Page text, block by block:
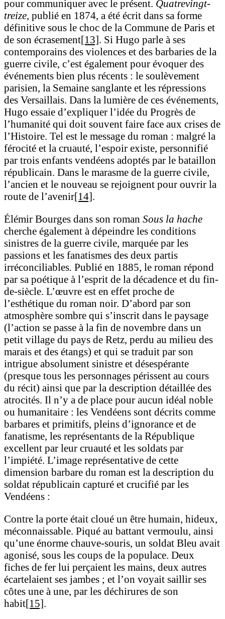
pour communiquer avec le présent. Quatrevingt-
treize, publié en 1874, a été écrit dans sa forme
définitive sous le choc de la Commune de Paris et
de son écrasement[13]. Si Hugo parle à ses
contemporains des violences et des barbaries de la
guerre civile, c’est également pour évoquer des
événements bien plus récents : le soulèvement
parisien, la Semaine sanglante et les répressions
des Versaillais. Dans la lumière de ces événements,
Hugo essaie d’expliquer l’idée du Progrès de
l’humanité qui doit souvent faire face aux crises de
l’Histoire. Tel est le message du roman : malgré la
férocité et la cruauté, l’espoir existe, personnifié
par trois enfants vendéens adoptés par le bataillon
républicain. Dans le marasme de la guerre civile,
l’ancien et le nouveau se rejoignent pour ouvrir la
route de l’avenir[14].
Élémir Bourges dans son roman Sous la hache
cherche également à dépeindre les conditions
sinistres de la guerre civile, marquée par les
passions et les fanatismes des deux partis
irréconciliables. Publié en 1885, le roman répond
par sa poétique à l’esprit de la décadence et du fin-
de-siècle. L’œuvre est en effet proche de
l’esthétique du roman noir. D’abord par son
atmosphère sombre qui s’inscrit dans le paysage
(l’action se passe à la fin de novembre dans un
petit village du pays de Retz, perdu au milieu des
marais et des étangs) et qui se traduit par son
intrigue absolument sinistre et désespérante
(presque tous les personnages périssent au cours
du récit) ainsi que par la description détaillée des
atrocités. Il n’y a de place pour aucun idéal noble
ou humanitaire : les Vendéens sont décrits comme
barbares et primitifs, pleins d’ignorance et de
fanatisme, les représentants de la République
excellent par leur cruauté et les soldats par
l’impiété. L’image représentative de cette
dimension barbare du roman est la description du
soldat républicain capturé et crucifié par les
Vendéens :
Contre la porte était cloué un être humain, hideux,
méconnaissable. Piqué au battant vermoulu, ainsi
qu’une énorme chauve-souris, un soldat Bleu avait
agonisé, sous les coups de la populace. Deux
fiches de fer lui perçaient les mains, deux autres
écartelaient ses jambes ; et l’on voyait saillir ses
côtes une à une, par les déchirures de son
habit[15].